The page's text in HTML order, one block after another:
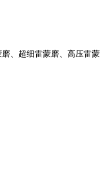
、超细雷蒙磨、高压雷蒙